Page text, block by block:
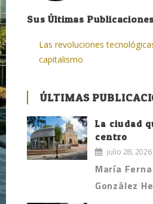
Sus Últimas Publicaciones
Las revoluciones
capitalismo
ÚLTIMAS
La ciudad
centro
julio 28, 2026
María
González